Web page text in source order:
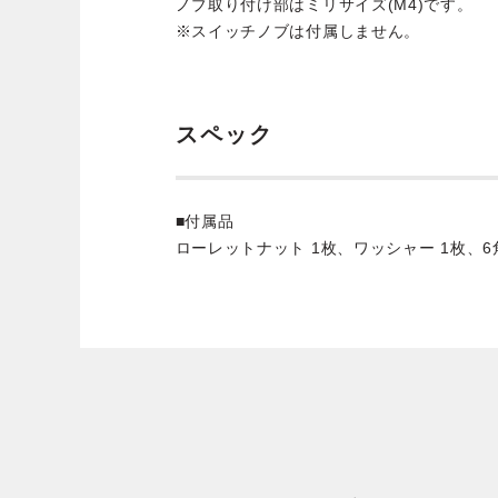
ノブ取り付け部はミリサイズ(M4)です。
※スイッチノブは付属しません。
スペック
■付属品
ローレットナット 1枚、ワッシャー 1枚、6